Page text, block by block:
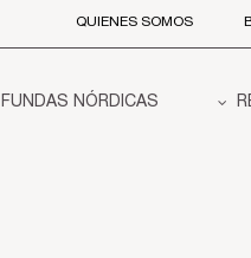
QUIENES SOMOS
FUNDAS NÓRDICAS